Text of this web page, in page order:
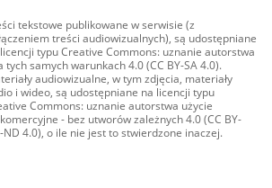
tekstowe publikowane w serwisie (z
treści audiowizualnych), są udostępniane
typu Creative Commons: uznanie autorstwa
tych samych warunkach 4.0 (CC BY-SA 4.0).
audiowizualne, w tym zdjęcia, materiały
i wideo, są udostępniane na licencji typu
Commons: uznanie autorstwa użycie
- bez utworów zależnych 4.0 (CC BY-
ND 4.0), o ile nie jest to stwierdzone inaczej.